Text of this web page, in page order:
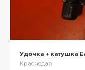
Удочка + катушка
Краснодар